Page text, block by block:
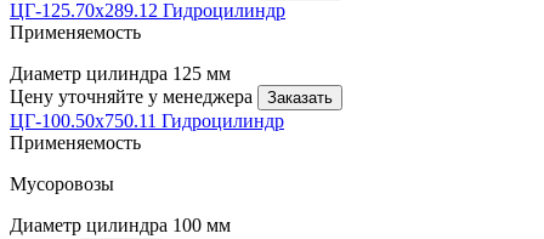
ЦГ-125.70х289.12 Гидроцилиндр
Применяемость
Диаметр цилиндра 125 мм
Цену уточняйте у менеджера
Заказать
ЦГ-100.50х750.11 Гидроцилиндр
Применяемость
Мусоровозы
Диаметр цилиндра 100 мм